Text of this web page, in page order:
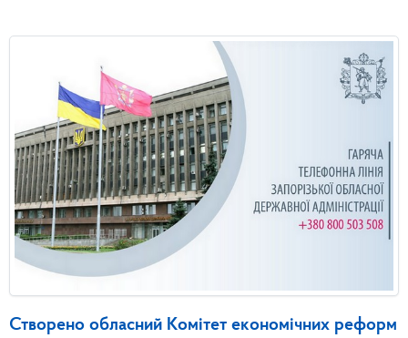
Створено обласний Комітет економічних реформ